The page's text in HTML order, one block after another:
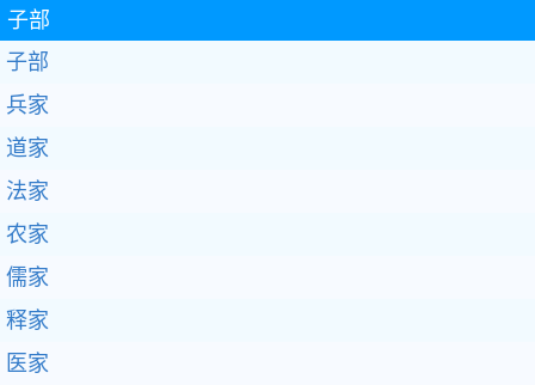
子部
子部
兵家
道家
法家
农家
儒家
释家
医家